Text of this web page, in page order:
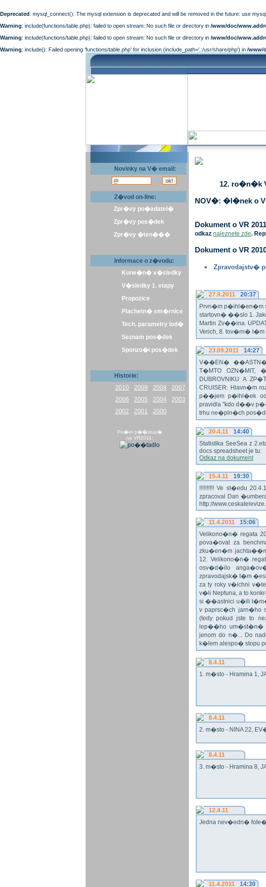
Deprecated: mysql_connect(): The mysql extension is deprecated and will be removed in the future: use
Warning: include(functions/table.php): failed to open stream: No such file or directory in /www/doc/
Warning: include(functions/table.php): failed to open stream: No such file or directory in /www/doc/
Warning: include(): Failed opening 'functions/table.php' for inclusion (include_path='.:/usr/share/php') in /www/
Novinky na V� email:
Z�vod on-line:
Zpr�vy po�adatel�
Zpr�vy pos�dek
Zpr�vy �ten���
Informace o z�vodu:
Kone�n� v�sledky
V�sledky 1. etapy
Propozice
Plachetn� sm�rnice
Tech. parametry lod�
Seznam pos�dek
Sponzo�i pos�dek
Historie:
2010
2009 2008
2007
2006
2005 2004
2003
2002
2001 2000
Po�et p��stup�
na VR2011:
12. ro�n�k
NOV�: �l�nek o
Dokument o VR
odkaz naleznete zde.
Dokument o VR
Zpravodajstv�
27.9.2011
20:37
Prvn�m p�ihl�en�m
startovn� ��slo 1.
Martin Zv��ina.
Verich, 8. tov�rn� t�m
23.09.2011
14:27
V��EN�
T�MTO OZN�MIT,
DUBROVNIKU A
CRUISER. Hlavn�m
p��jem p�ihl�ek
pravidla "kdo d��v
trhu ne�pln�ch
20.4.11
14:40
Statistika SeeSea z
docs spreadsheet je tu:
Odkaz na dokument
15.4.11
19:30
!!!!!!!!!! Ve st�edu
zpracoval Dan
http://
11.4.2011
15:06
Velikono�n� regata
pova�ovat za
zku�en�m
12. Velikono�n�
osv�d�ilo
zpravodajsk� t�m
za ty roky v�ichni
v�li Neptuna, a to
si ��astnici u�ili
v paprsc�ch jarn�ho
(tedy pokud jste to
lep��ho um�st�n�
jenom do n�... Do
k�lem alespo� stopu
8.4.11
1. m�sto - Hramina 1,
8.4.11
2. m�sto - NINA 22,
8.4.11
3. m�sto - Hramina 8,
12.4.11
Jedna nev�edn�
11.4.2011 14:30